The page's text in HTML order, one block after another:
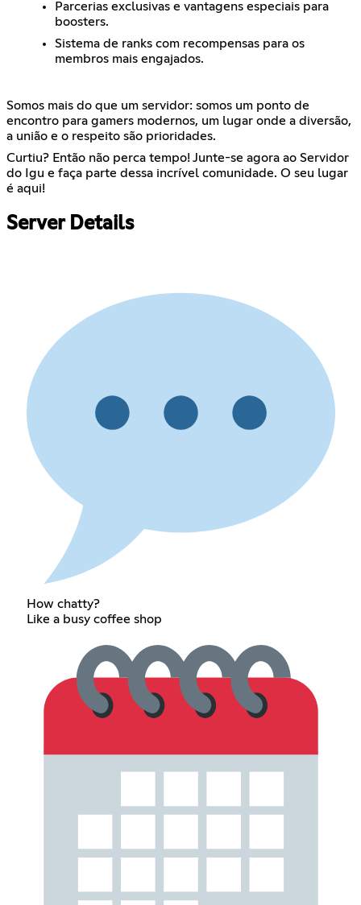
Parcerias exclusivas e vantagens especiais para
boosters.
Sistema de ranks com recompensas para os
membros mais engajados.
Somos mais do que um servidor: somos um ponto de
encontro para gamers modernos, um lugar onde a diversão,
a união e o respeito são prioridades.
Curtiu? Então não perca tempo! Junte-se agora ao Servidor
do Igu e faça parte dessa incrível comunidade. O seu lugar
é aqui!
Server Details
How chatty?
Like a busy coffee shop